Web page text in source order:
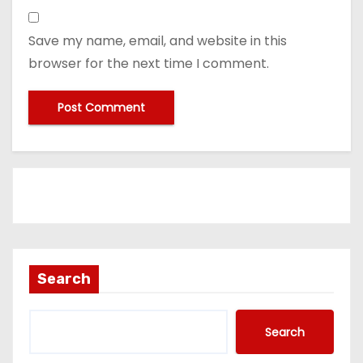
Save my name, email, and website in this
browser for the next time I comment.
Search
Search